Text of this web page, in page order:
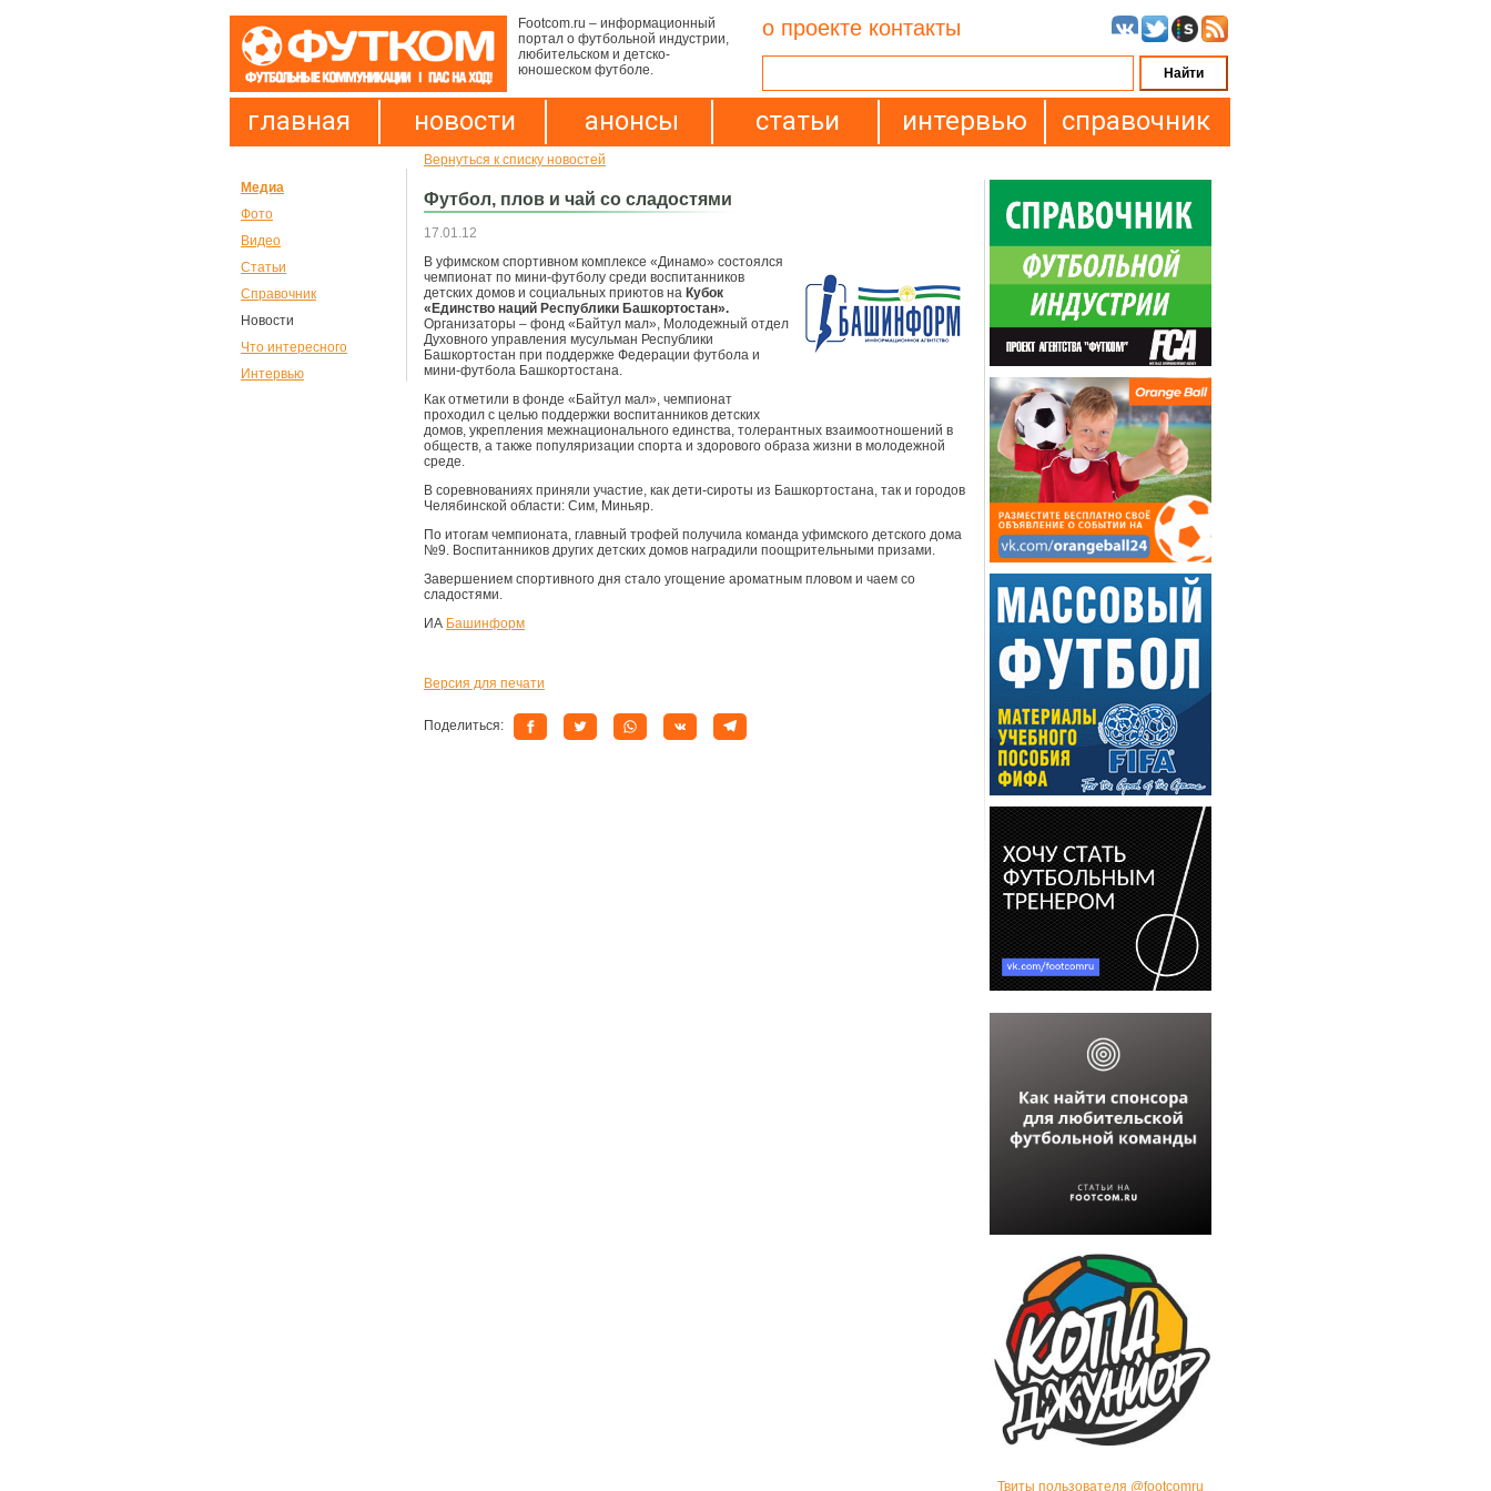
Footcom.ru – информационный
портал о футбольной индустрии,
любительском и детско-
юношеском футболе.
о проекте контакты
главная новости анонсы статьи интервью справочник
Медиа
Фото
Видео
Статьи
Справочник
Новости
Что интересного
Интервью
Вернуться к списку новостей
Футбол, плов и чай со сладостями
17.01.12
В уфимском спортивном комплексе «Динамо» состоялся
чемпионат по мини-футболу среди воспитанников
детских домов и социальных приютов на Кубок
«Единство наций Республики Башкортостан».
Организаторы – фонд «Байтул мал», Молодежный отдел
Духовного управления мусульман Республики
Башкортостан при поддержке Федерации футбола и
мини-футбола Башкортостана.
Как отметили в фонде «Байтул мал», чемпионат
проходил с целью поддержки воспитанников детских
домов, укрепления межнационального единства, толерантных взаимоотношений в
обществ, а также популяризации спорта и здорового образа жизни в молодежной
среде.
В соревнованиях приняли участие, как дети-сироты из Башкортостана, так и городов
Челябинской области: Сим, Миньяр.
По итогам чемпионата, главный трофей получила команда уфимского детского дома
№9. Воспитанников других детских домов наградили поощрительными призами.
Завершением спортивного дня стало угощение ароматным пловом и чаем со
сладостями.
ИА Башинформ
Версия для печати
Поделиться:
Твиты пользователя @footcomru